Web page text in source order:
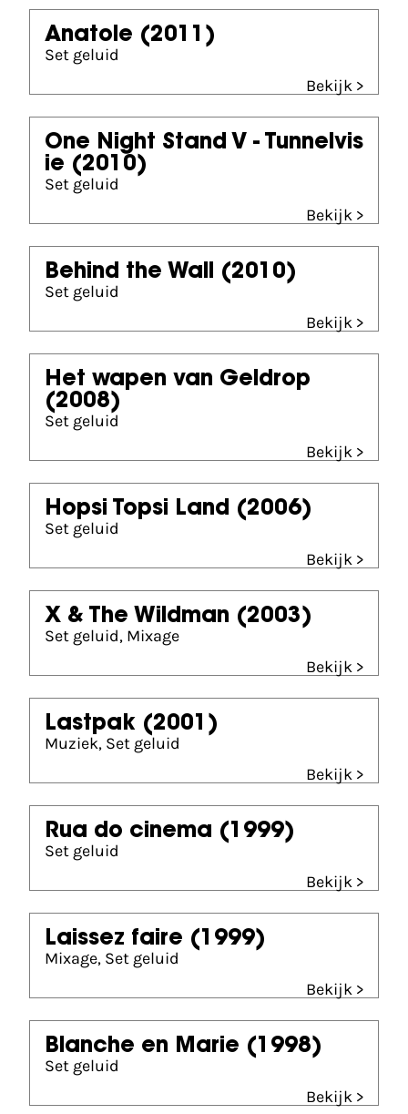
Anatole (2011)
Set geluid
Bekijk >
One Night Stand V - Tunnelvis
ie (2010)
Set geluid
Bekijk >
Behind the Wall (2010)
Set geluid
Bekijk >
Het wapen van Geldrop
(2008)
Set geluid
Bekijk >
Hopsi Topsi Land (2006)
Set geluid
Bekijk >
X & The Wildman (2003)
Set geluid, Mixage
Bekijk >
Lastpak (2001)
Muziek, Set geluid
Bekijk >
Rua do cinema (1999)
Set geluid
Bekijk >
Laissez faire (1999)
Mixage, Set geluid
Bekijk >
Blanche en Marie (1998)
Set geluid
Bekijk >